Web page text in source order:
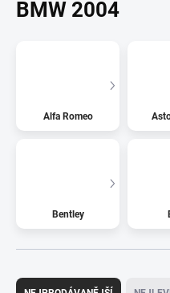
BMW 2004
Alfa Romeo
Bentley
Ř